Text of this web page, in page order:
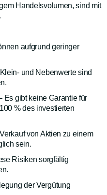
Handelsvolumen, sind mit
aufgrund geringer
und Nebenwerte sind
Es gibt keine Garantie für
% des investierten
von Aktien zu einem
sein.
Risiken sorgfältig
der Vergütung